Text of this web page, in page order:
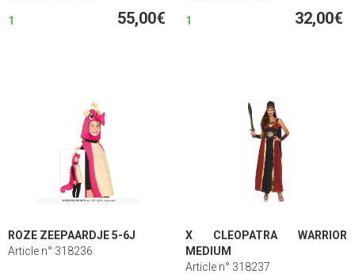
1 55,00€ 1 32,00€
ROZE ZEEPAARDJE 5-6J
Article n° 318236
X CLEOPATRA WARRIOR
MEDIUM
Article n° 318237